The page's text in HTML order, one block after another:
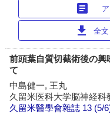
article
download 全
前頭葉自質切截術後の
て
中島健一, 王丸
久留米医科大学脳神経科
久留米醫學會雜誌 13 (5/